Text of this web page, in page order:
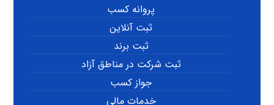
پروانه کسب
ثبت آنلاین
ثبت برند
ثبت شرکت در مناطق آزاد
جواز کسب
خدمات مالی